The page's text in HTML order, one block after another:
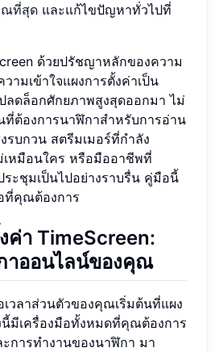
ณที่สุด และแก้ไขปัญหาทั่วไปที่
ด้วยปรัชญาหลักของความ
ามเข้าใจแผงการตั้งค่าเป็น
ดล็อกศักยภาพสูงสุดออกมา ไม่
ที่ต้องการนาฬิกาสำหรับการอ่าน
รบกวน สตรีมเมอร์ที่กำลัง
หมือนใคร หรือมืออาชีพที่
ระชุมเป็นไปอย่างราบรื่น คู่มือนี้
ที่คุณต้องการ
ค่า TimeScreen:
าออนไลน์ของคุณ
เวลาส่วนตัวของคุณเริ่มต้นที่แผง
มีเครื่องมือทั้งหมดที่คุณต้องการ
การทำงานของนาฬิกา มา